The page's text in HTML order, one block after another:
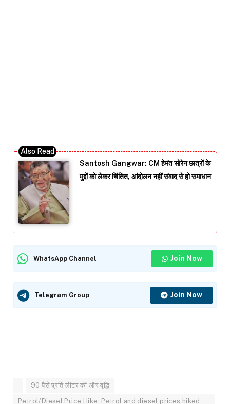
Santosh Gangwar: CM हेमंत सोरेन छात्रों के
मुद्दों को लेकर चिंतित, आंदोलन नहीं संवाद से हो समाधान
WhatsApp Channel Join Now
Telegram Group Join Now
90 पैसे प्रति लीटर की और वृद्धि
Petrol/Diesel Price Hike: Petrol and diesel prices hiked